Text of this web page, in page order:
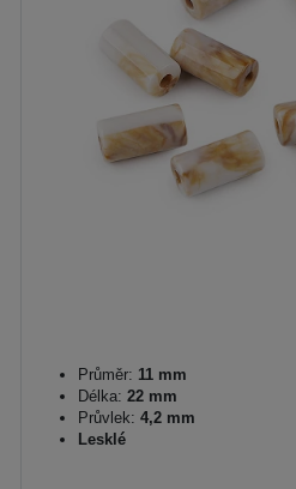
Průměr: 11 mm
Délka: 22 mm
Průvlek: 4,2 mm
Lesklé